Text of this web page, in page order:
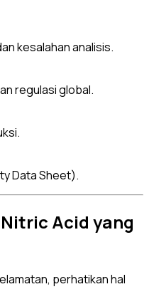
kesalahan analisis.
regulasi global.
Data Sheet).
Acid yang
perhatikan hal